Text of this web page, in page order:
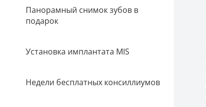
Панорамный снимок зубов в
подарок
Установка имплантата MIS
Недели бесплатных консиллиумов